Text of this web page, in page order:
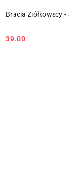
Bracia Ziółkowscy -
Cena:
39.00